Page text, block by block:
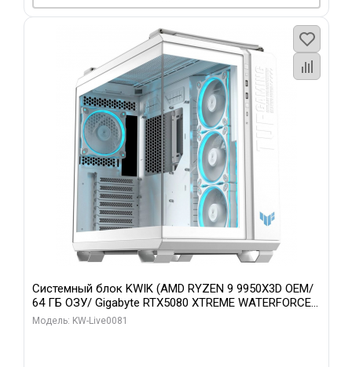
Системный блок KWIK (AMD RYZEN 9 9950X3D OEM/
64 ГБ ОЗУ/ Gigabyte RTX5080 XTREME WATERFORCE
16GB GDDR7 256bit/ 1 ТБ SSD)
Модель: KW-Live0081